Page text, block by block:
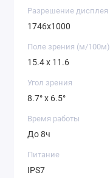
Разрешение дисплея
1746x1000
Поле зрения (м/100м)
15.4 x 11.6
Угол зрения
8.7° x 6.5°
Время работы
До 8ч
Питание
IPS7